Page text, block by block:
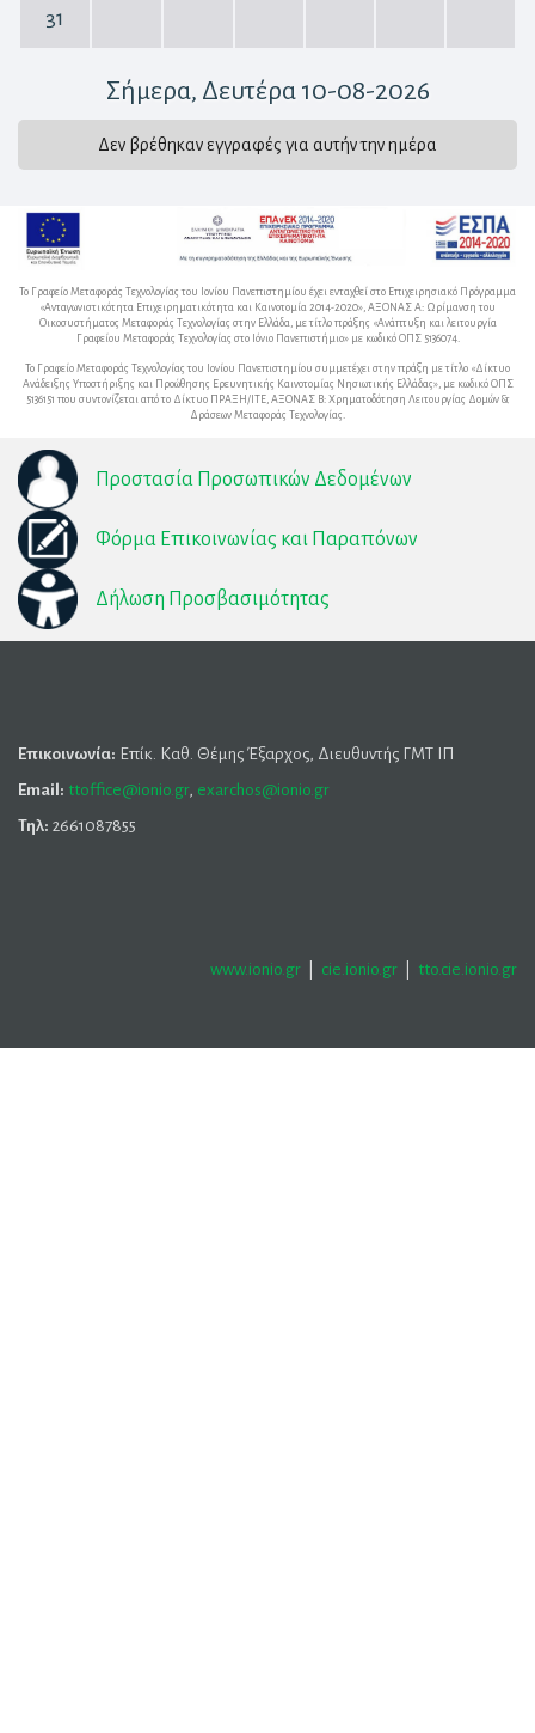
31
Σήμερα, Δευτέρα 10-08-2026
Δεν βρέθηκαν εγγραφές για αυτήν την ημέρα
Το Γραφείο Μεταφοράς Τεχνολογίας του Ιονίου Πανεπιστημίου έχει ενταχθεί στο Επιχειρησιακό Πρόγραμμα
«Ανταγωνιστικότητα Επιχειρηματικότητα και Καινοτομία 2014-2020», ΑΞΟΝΑΣ Α: Ωρίμανση του
Οικοσυστήματος Μεταφοράς Τεχνολογίας στην Ελλάδα, με τίτλο πράξης «Ανάπτυξη και λειτουργία
Γραφείου Μεταφοράς Τεχνολογίας στο Ιόνιο Πανεπιστήμιο» με κωδικό ΟΠΣ 5136074.
Το Γραφείο Μεταφοράς Τεχνολογίας του Ιονίου Πανεπιστημίου συμμετέχει στην πράξη με τίτλο «Δίκτυο
Ανάδειξης Υποστήριξης και Προώθησης Ερευνητικής Καινοτομίας Νησιωτικής Ελλάδας», με κωδικό ΟΠΣ
5136151 που συντονίζεται από το Δίκτυο ΠΡΑΞΗ/ΙΤΕ, ΑΞΟΝΑΣ Β: Χρηματοδότηση Λειτουργίας Δομών &
Δράσεων Μεταφοράς Τεχνολογίας.
Προστασία Προσωπικών Δεδομένων
Φόρμα Επικοινωνίας και Παραπόνων
Δήλωση Προσβασιμότητας
Επικοινωνία: Επίκ. Καθ. Θέμης Έξαρχος, Διευθυντής ΓΜΤ ΙΠ
Email: ttoffice@ionio.gr, exarchos@ionio.gr
Τηλ: 2661087855
www.ionio.gr cie.ionio.gr tto.cie.ionio.gr